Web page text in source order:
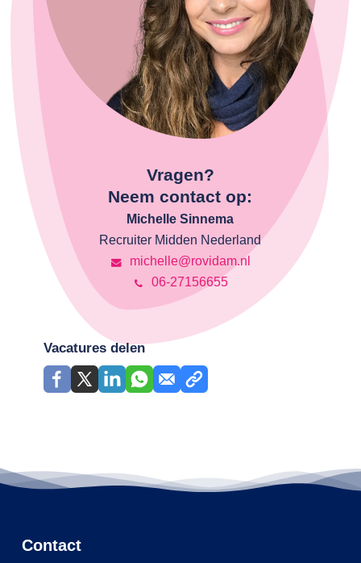
Vragen?
Neem contact op:
Michelle Sinnema
Recruiter Midden Nederland
michelle@rovidam.nl
06-27156655
Vacatures delen
Contact